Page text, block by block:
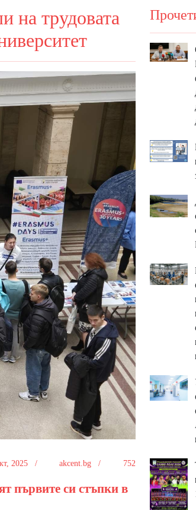
на трудовата
2025 / akcent.bg / 752
първите си стъпки в